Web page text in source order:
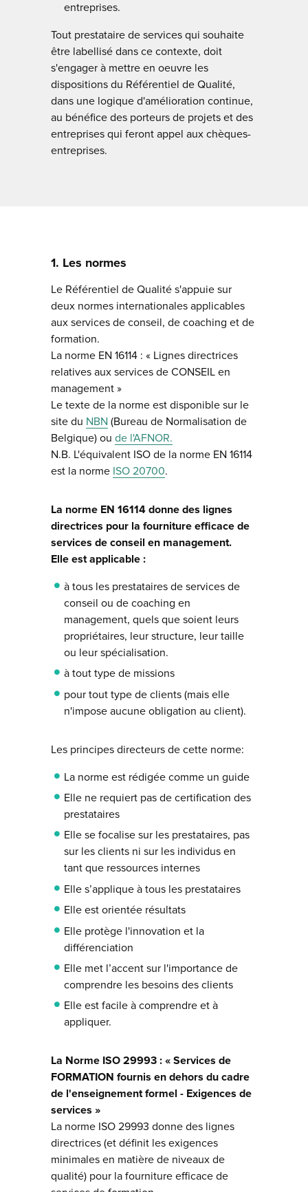
entreprises.
Tout prestataire de services qui souhaite
être labellisé dans ce contexte, doit
s'engager à mettre en oeuvre les
dispositions du Référentiel de Qualité,
dans une logique d'amélioration continue,
au bénéfice des porteurs de projets et des
entreprises qui feront appel aux chèques-
entreprises.
1. Les normes
Le Référentiel de Qualité s'appuie sur
deux normes internationales applicables
aux services de conseil, de coaching et de
formation.
La norme EN 16114 : « Lignes directrices
relatives aux services de CONSEIL en
management »
Le texte de la norme est disponible sur le
site du NBN (Bureau de Normalisation de
Belgique) ou de l'AFNOR.
N.B. L'équivalent ISO de la norme EN 16114
est la norme ISO 20700.
La norme EN 16114 donne des lignes
directrices pour la fourniture efficace de
services de conseil en management.
Elle est applicable :
à tous les prestataires de services de
conseil ou de coaching en
management, quels que soient leurs
propriétaires, leur structure, leur taille
ou leur spécialisation.
à tout type de missions
pour tout type de clients (mais elle
n'impose aucune obligation au client).
Les principes directeurs de cette norme:
La norme est rédigée comme un guide
Elle ne requiert pas de certification des
prestataires
Elle se focalise sur les prestataires, pas
sur les clients ni sur les individus en
tant que ressources internes
Elle s’applique à tous les prestataires
Elle est orientée résultats
Elle protège l'innovation et la
différenciation
Elle met l’accent sur l'importance de
comprendre les besoins des clients
Elle est facile à comprendre et à
appliquer.
La Norme ISO 29993 : « Services de
FORMATION fournis en dehors du cadre
de l'enseignement formel - Exigences de
services »
La norme ISO 29993 donne des lignes
directrices (et définit les exigences
minimales en matière de niveaux de
qualité) pour la fourniture efficace de